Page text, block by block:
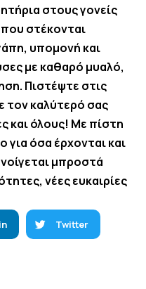
στους γονείς
στέκονται
υπομονή και
με καθαρό μυαλό,
Πιστέψτε στις
τον καλύτερό σας
και όλους! Με πίστη
για όσα έρχονται και
μπροστά
νέες ευκαιρίες
Twitter